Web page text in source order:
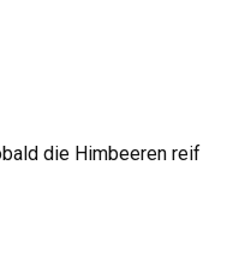
die Himbeeren reif